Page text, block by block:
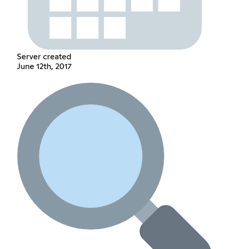
Server created
June 12th, 2017